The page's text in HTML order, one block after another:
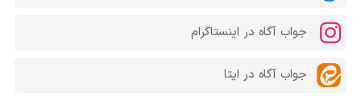
جواب آگاه در اینستاگرام
جواب آگاه در ایتا